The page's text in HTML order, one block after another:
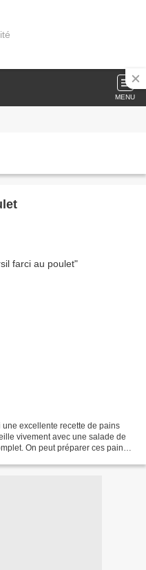
MENU
excellente recette de pains
vivement avec une salade de
On peut préparer ces pains